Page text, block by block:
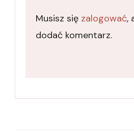
Musisz się zalogować,
dodać komentarz.